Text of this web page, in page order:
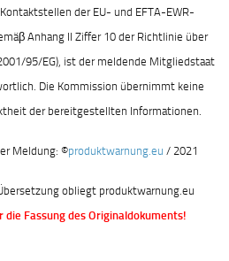
der EU- und EFTA-EWR-
Anhang II Ziffer 10 der Richtlinie über
95/EG), ist der meldende Mitgliedstaat
Die Kommission übernimmt keine
der bereitgestellten Informationen.
Meldung: ©produktwarnung.eu / 2021
obliegt produktwarnung.eu
Fassung des Originaldokuments!